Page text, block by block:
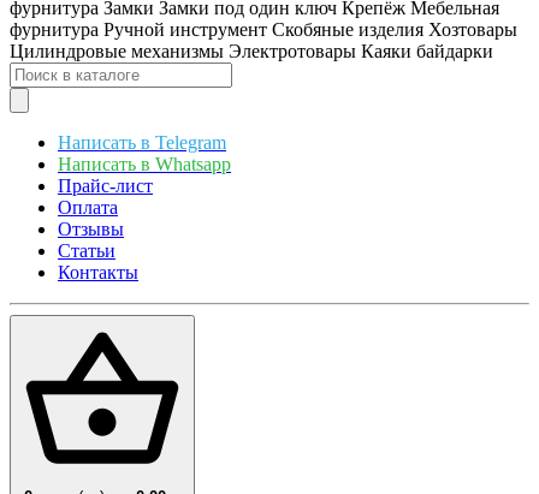
фурнитура Замки Замки под один ключ Крепёж Мебельная
фурнитура Ручной инструмент Скобяные изделия Хозтовары
Цилиндровые механизмы Электротовары Каяки байдарки
Написать в Telegram
Написать в Whatsapp
Прайс-лист
Оплата
Отзывы
Статьи
Контакты